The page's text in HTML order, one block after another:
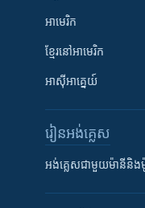
អាមេរិក
ខ្មែរ​នៅអាមេរិក
អាស៊ីអាគ្នេយ៍
រៀន​​អង់គ្លេស
អង់គ្លេស​ជាមួយ​ម៉ានី​និង​